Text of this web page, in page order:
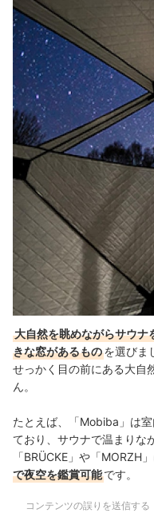
大自然を眺めながらサウナ
きな窓があるものを選びま
せっかく目の前にある大自
ん。
たとえば、「Mobiba」は
ており、サウナで温まりな
「BRÜCKE」や「MORZH」
で夜空を鑑賞可能です。
コンテンツの誤りを送信する